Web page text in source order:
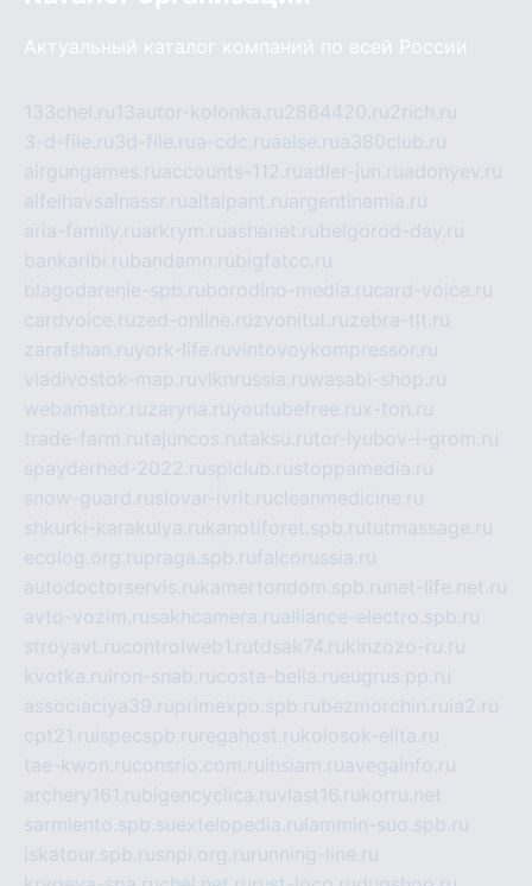
Актуальный каталог компаний по всей России
133chel.ru13autor-kolonka.ru2864420.ru2rich.ru
3-d-file.ru3d-file.rua-cdc.ruaalse.rua380club.ru
airgungames.ruaccounts-112.ruadler-jun.ruadonyev.ru
alfeihavsalnassr.rualtaipant.ruargentinamia.ru
aria-family.ruarkrym.ruashanet.rubelgorod-day.ru
bankaribi.rubandamn.rubigfatcc.ru
blagodarenie-spb.ruborodino-media.rucard-voice.ru
cardvoice.ruzed-online.ruzvonitut.ruzebra-tlt.ru
zarafshan.ruyork-life.ruvintovoykompressor.ru
vladivostok-map.ruvlknrussia.ruwasabi-shop.ru
webamator.ruzaryna.ruyoutubefree.rux-ton.ru
trade-farm.rutajuncos.rutaksu.rutor-lyubov-i-grom.ru
spayderhed-2022.rusplclub.rustoppamedia.ru
snow-guard.ruslovar-ivrit.rucleanmedicine.ru
shkurki-karakulya.rukanotiforet.spb.rututmassage.ru
ecolog.org.rupraga.spb.rufalcorussia.ru
autodoctorservis.rukamertondom.spb.ru net-life.net.ru
avto-vozim.rusakhcamera.rualliance-electro.spb.ru
stroyavt.rucontrolweb1.rutdsak74.rukinzozo-ru.ru
kvotka.ru iron-snab.rucosta-bella.rueugrus.pp.ru
associaciya39.ruprimexpo.spb.rubezmorchin.ru ia2.ru
cpt21.ru ispecspb.ru regahost.rukolosok-elita.ru
tae-kwon.ruconsrio.com.ru insiam.ruavegainfo.ru
archery161.rubigencyclica.ruvlast16.rukorru.net
sarmiento.spb.suextelopedia.ru lammin-suo.spb.ru
iskatour.spb.rusnpi.org.ru running-line.ru